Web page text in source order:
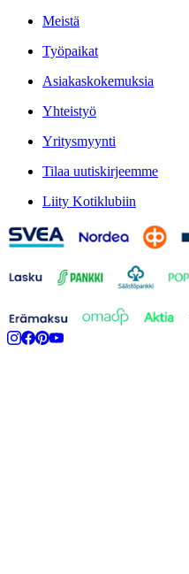
Meistä
Työpaikat
Asiakaskokemuksia
Yhteistyö
Yritysmyynti
Tilaa uutiskirjeemme
Liity Kotiklubiin